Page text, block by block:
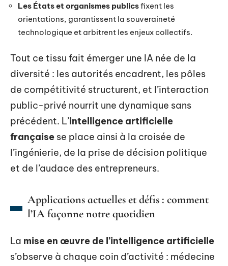
Les États et organismes publicsfixent les
orientations, garantissent la souveraineté
technologique et arbitrent les enjeux collectifs.
Tout ce tissu fait émerger une IA née de la
diversité : les autorités encadrent, les pôles
de compétitivité structurent, et l’interaction
public-privé nourrit une dynamique sans
précédent. L’intelligence artificielle
française se place ainsi à la croisée de
l’ingénierie, de la prise de décision politique
et de l’audace des entrepreneurs.
Applications actuelles et défis : comment
l’IA façonne notre quotidien
La mise en œuvre de l’intelligence artificielle
s’observe à chaque coin d’activité : médecine